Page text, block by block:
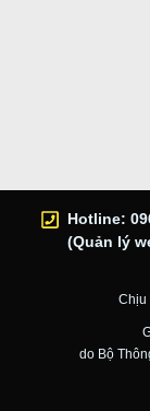
Hotline:
(Quản lý
Chịu
do Bộ